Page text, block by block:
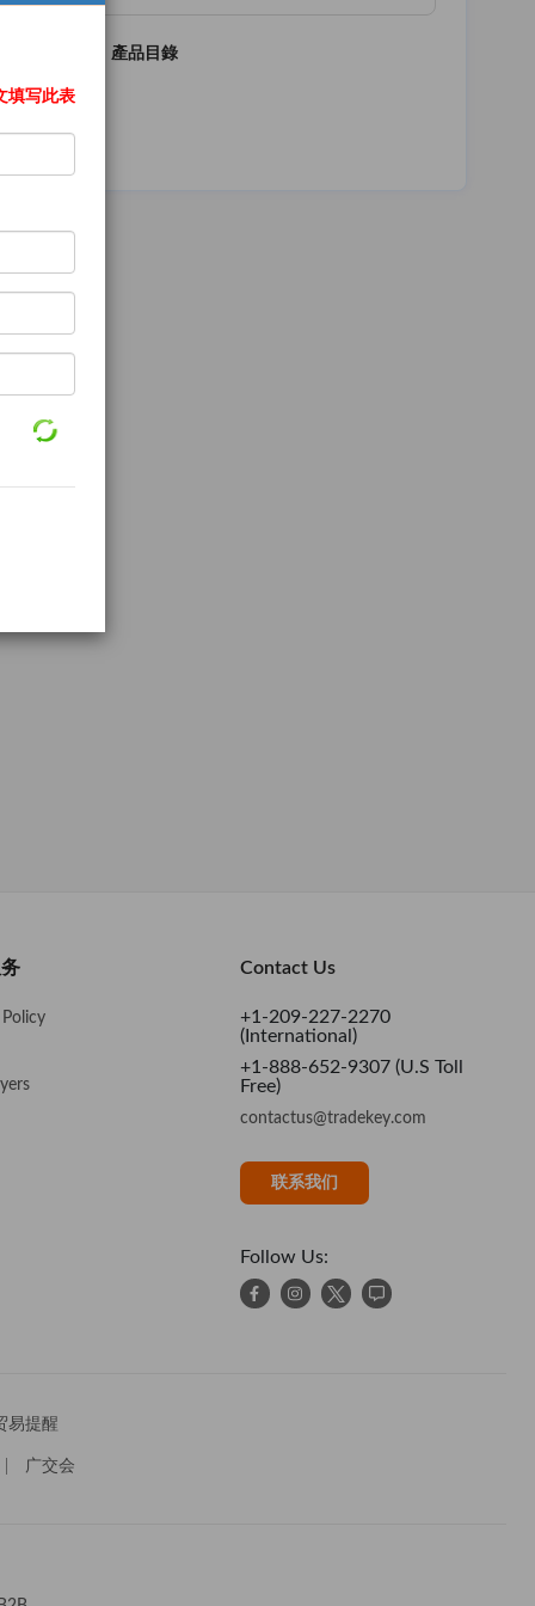
填写此表
產品目錄
Contact Us
+1-209-227-2270
(International)
+1-888-652-9307 (U.S Toll
Free)
contactus@tradekey.com
联系我们
Follow Us:
易提醒
广交会